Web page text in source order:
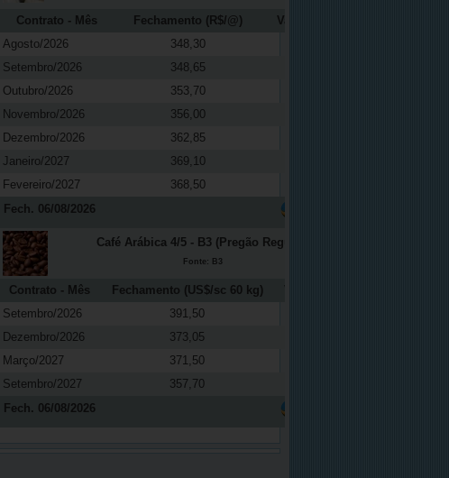
Contrato - Mês Fechamento (R$/@)
Variação (%)
Agosto/2026
348,30
Setembro/2026
348,65
Outubro/2026
353,70
Novembro/2026
356,00
Dezembro/2026
362,85
Janeiro/2027
369,10
Fevereiro/2027
368,50
Fech. 06/08/2026
Café Arábica 4/5 - B3 (Pregão Regular)
Fonte: B3
Contrato - Mês Fechamento (US$/sc 60 kg)
Setembro/2026
391,50
Dezembro/2026
373,05
Março/2027
371,50
Setembro/2027
357,70
Fech. 06/08/2026